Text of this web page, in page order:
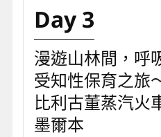
Day 3
漫遊山林間，呼
受知性保育之旅
比利古董蒸汽火
墨爾本